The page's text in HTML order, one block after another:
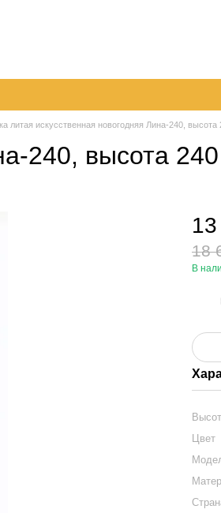
литая искусственная новогодняя Лина-240,
240, высота
18
В
Цвет